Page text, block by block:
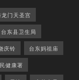
龙门天圣宫
台东县卫生局
庆铃 台东妈祖庙
健康署